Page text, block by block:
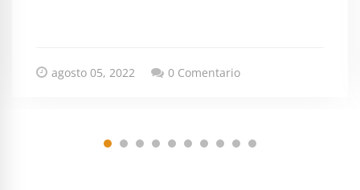
agosto 05, 2022 0 Comentario